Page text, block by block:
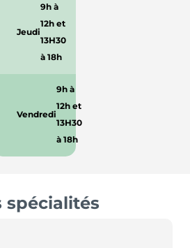
Jeudi
9h à
12h et
13H30
à 18h
Vendredi
9h à
12h et
13H30
à 18h
spécialités